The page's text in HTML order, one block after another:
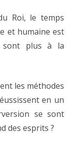
Roi, le temps
et humaine est
sont plus à la
les méthodes
en un
se sont
des esprits ?